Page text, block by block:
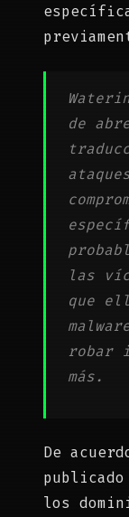
de
las
que
robar
más.
De
publicado
los